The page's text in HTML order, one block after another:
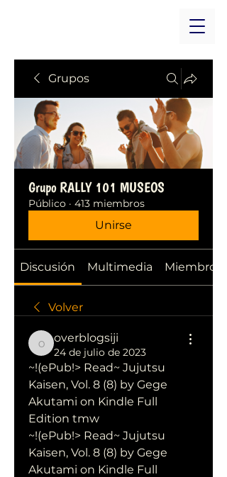
Grupos
Grupo RALLY 101 MUSEOS
Público · 413 miembros
Unirse
Discusión Multimedia Miembros
Volver
overblogsiji
overblogsiji
24 de julio de 2023
~!(ePub!> Read~ Jujutsu
Kaisen, Vol. 8 (8) by Gege
Akutami on Kindle Full
Edition tmw
~!(ePub!> Read~ Jujutsu
Kaisen, Vol. 8 (8) by Gege
Akutami on Kindle Full